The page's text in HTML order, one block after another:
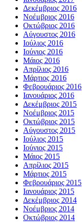
Δεκέμβριος 2016
Νοέμβριος 2016
Οκτώβριος 2016
Αύγουστος 2016
Ιούλιος 2016
Ιούνιος 2016
Μάιος 2016
Απρίλιος 2016
Μάρτιος 2016
Φεβρουάριος 2016
Ιανουάριος 2016
Δεκέμβριος 2015
Νοέμβριος 2015
Οκτώβριος 2015
Αύγουστος 2015
Ιούλιος 2015
Ιούνιος 2015
Μάιος 2015
Απρίλιος 2015
Μάρτιος 2015
Φεβρουάριος 2015
Ιανουάριος 2015
Δεκέμβριος 2014
Νοέμβριος 2014
Οκτώβριος 2014